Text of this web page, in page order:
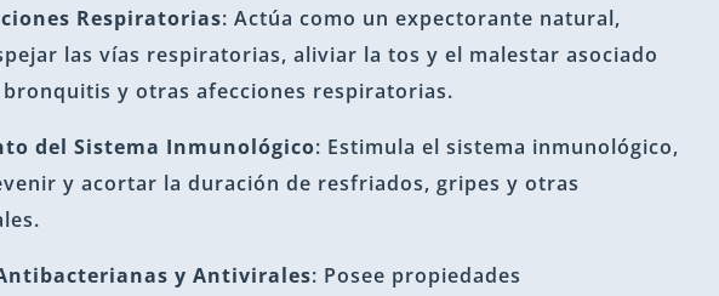
Respiratorias: Actúa como un expectorante natural,
las vías respiratorias, aliviar la tos y el malestar asociado
y otras afecciones respiratorias.
del Sistema Inmunológico: Estimula el sistema inmunológico,
y acortar la duración de resfriados, gripes y otras
y Antivirales: Posee propiedades